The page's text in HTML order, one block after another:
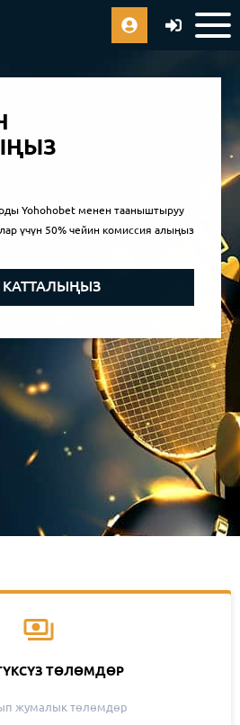
Yohohobet менен тааныштыруу
үчүн 50% чейин комиссия алыңыз
КАТТАЛЫҢЫЗ
ТӨЛӨМДӨР
жумалык төлөмдөр